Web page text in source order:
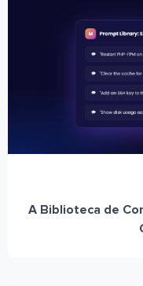
A Biblioteca de